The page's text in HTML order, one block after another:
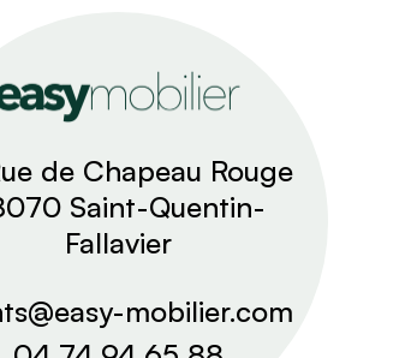
de Chapeau Rouge
Saint-Quentin-
Fallavier
mobilier.com